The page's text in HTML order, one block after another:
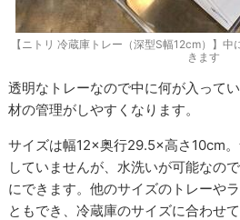
【ニトリ 冷蔵庫トレー（深型S幅12cm）】
きます
透明なトレーなので中に何が入って
材の管理がしやすくなります。
サイズは幅12×奥行29.5×高さ10cm
していませんが、水洗いが可能なの
にできます。他のサイズのトレーや
ともでき、冷蔵庫のサイズに合わせ